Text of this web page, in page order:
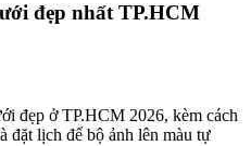
đẹp nhất TP.HCM
đẹp ở TP.HCM 2026, kèm cách
đặt lịch để bộ ảnh lên màu tự